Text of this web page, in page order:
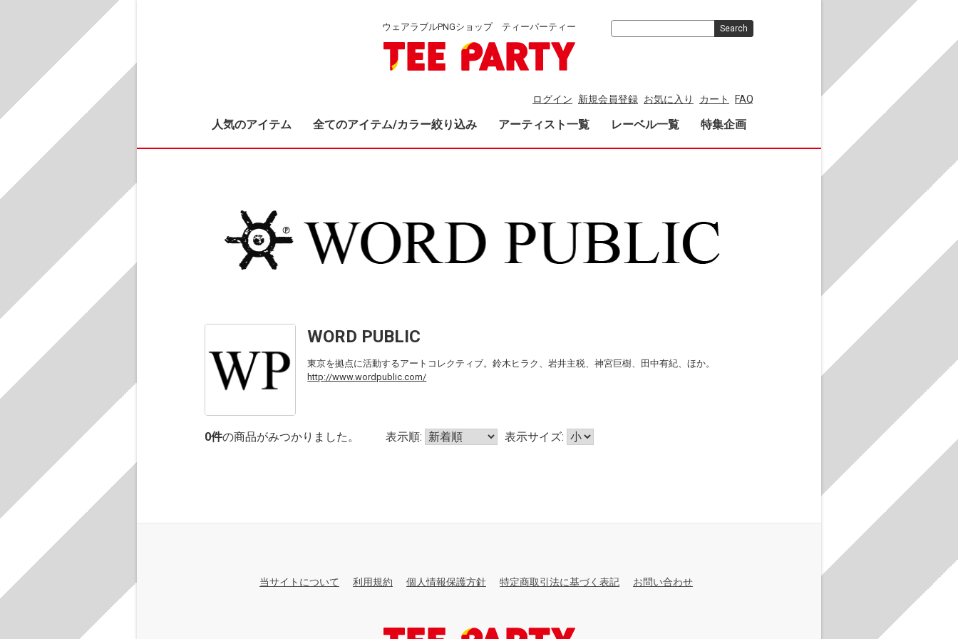
ウェアラブルPNGショップ ティーパーティー
ログイン 新規会員登録 お気に入り カート FAQ
人気のアイテム 全てのアイテム/カラー絞り込み アーティスト一覧 レーベル一覧 特集企画
Search
WORD PUBLIC
東京を拠点に活動するアートコレクティブ。鈴木ヒラク、岩井主税、神宮巨樹、田中有紀、ほか。
http://www.wordpublic.com/
0件の商品がみつかりました。 表示順: 表示サイズ:
当サイトについて 利用規約 個人情報保護方針 特定商取引法に基づく表記 お問い合わせ